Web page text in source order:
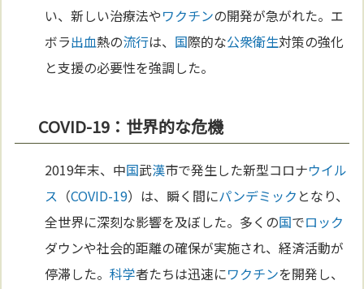
い、新しい治療法やワクチンの開発が急がれた。エ
ボラ出血熱の流行は、 国際的な公衆衛生対策の強化
と支援の必要性を強調した。
COVID-19：世界的な危機
2019年末、中国武漢市で発生した新型コロナウイル
ス （COVID-19）は、瞬く間にパンデミック となり、
全世界に深刻な影響を及ぼした。多くの国でロック
ダウンや社会的距離の確保が実施され、経済活動が
停滞した。科学者たちは迅速にワクチンを開発し、